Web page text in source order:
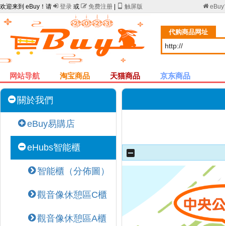
欢迎来到 eBuy！请  登录 或  免费注册 触屏版 eBuy
代购商品网址
网站导航 淘宝商品 天猫商品 京东商品
關於我們
eBuy易購店
eHubs智能櫃
智能櫃（分佈圖）
觀音像休憩區C櫃
觀音像休憩區A櫃